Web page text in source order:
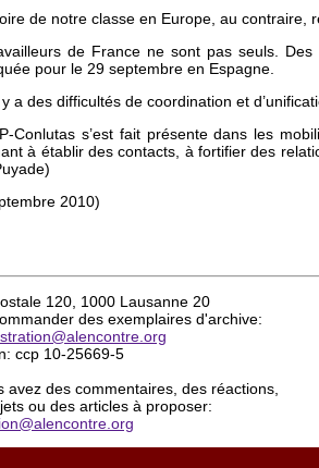
de notre classe en Europe, au contraire,
de France ne sont pas seuls.
pour le 29 septembre en Espagne.
a des difficultés de coordination et
Conlutas s’est fait présente dans les
à établir des contacts, à fortifier des
2010)
120, 1000 Lausanne 20
des exemplaires d'archive:
ccp 10-25669-5
avez des commentaires, des réactions,
ou des articles à proposer: